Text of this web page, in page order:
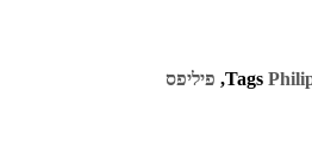
Tags
, פיליפס